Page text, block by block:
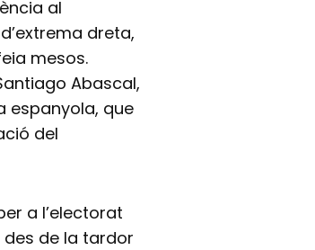
al
dreta,
mesos.
Abascal,
espanyola, que
del
a l’electorat
des de la tardor